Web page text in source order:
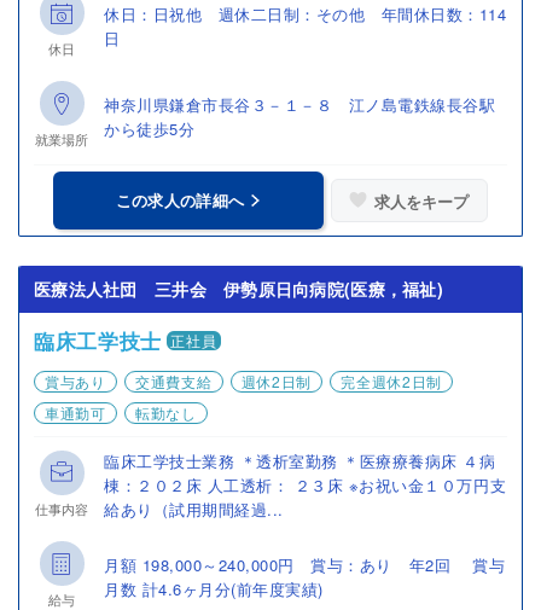
休日
休日：日祝他 週休二日制：その他 年間休日数：114
日
就業場所
神奈川県鎌倉市長谷３－１－８ 江ノ島電鉄線長谷駅
から徒歩5分
この求人の詳細へ 求人をキープ
医療法人社団 三井会 伊勢原日向病院(医療，福祉)
臨床工学技士 正社員
賞与あり
交通費支給 週休2日制
完全週休2日制
車通勤可
転勤なし
仕事内容
臨床工学技士業務 ＊透析室勤務 ＊医療療養病床 ４病
棟：２０２床 人工透析： ２３床 ※お祝い金１０万円支
給あり（試用期間経過...
給与
月額 198,000～240,000円 賞与：あり 年2回 賞与
月数 計4.6ヶ月分(前年度実績)